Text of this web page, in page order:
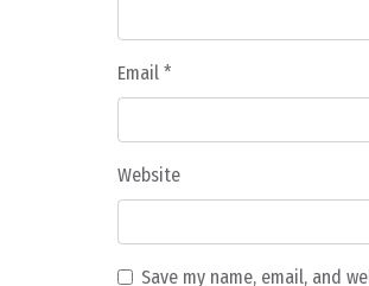
Email *
Website
Save my name, email, and